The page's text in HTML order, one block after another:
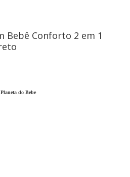
Bebê Conforto 2 em 1
Planeta do Bebe